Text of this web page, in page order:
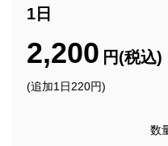
1日
2,200 円(税込)
(追加1日220円)
数